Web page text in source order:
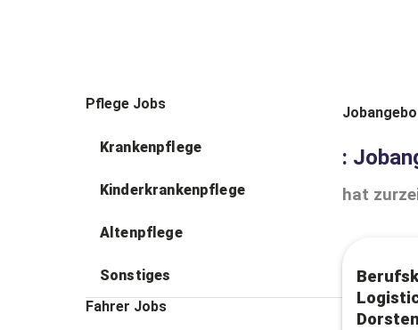
Pflege Jobs
Krankenpflege
Kinderkrankenpflege
Altenpflege
Sonstiges
Fahrer Jobs
:
hat
Dorsten